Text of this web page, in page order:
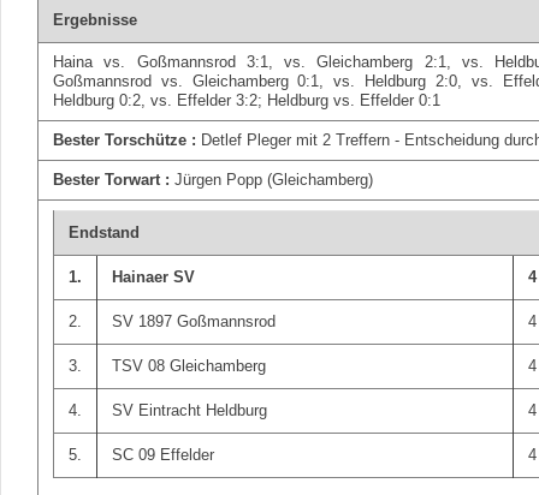
Ergebnisse
Haina vs. Goßmannsrod 3:1, vs. Gleichamberg 2:1, vs.
Goßmannsrod vs. Gleichamberg 0:1, vs. Heldburg 2:0, vs.
Heldburg 0:2, vs. Effelder 3:2; Heldburg vs. Effelder 0:1
Bester Torschütze : Detlef Pleger mit 2 Treffern - Entscheidung
Bester Torwart : Jürgen Popp (Gleichamberg)
Endstand
1. Hainaer SV 4
2. SV 1897 Goßmannsrod 4
3. TSV 08 Gleichamberg 4
4. SV Eintracht Heldburg 4
5. SC 09 Effelder 4